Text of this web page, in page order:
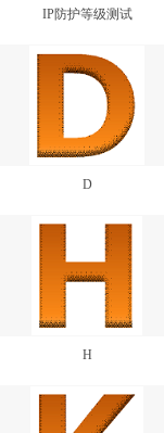
IP防护等级测试
D
H